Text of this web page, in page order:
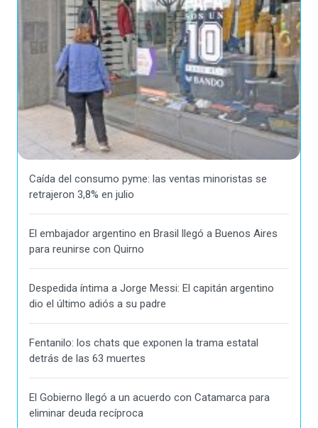
Caída del consumo pyme: las ventas minoristas se
retrajeron 3,8% en julio
El embajador argentino en Brasil llegó a Buenos Aires
para reunirse con Quirno
Despedida íntima a Jorge Messi: El capitán argentino
dio el último adiós a su padre
Fentanilo: los chats que exponen la trama estatal
detrás de las 63 muertes
El Gobierno llegó a un acuerdo con Catamarca para
eliminar deuda recíproca